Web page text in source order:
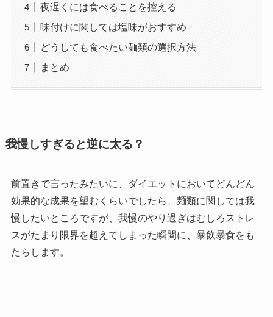
夜遅くには食べることを控える
味付けに関しては塩味がおすすめ
どうしても食べたい麺類の選択方法
まとめ
我慢しすぎると逆に太る？
前置きで言ったみたいに、ダイエットにおいてどんどん
効果的な成果を望むくらいでしたら、麺類に関しては我
慢したいところですが、我慢のやり過ぎはむしろストレ
スがたまり限界を超えてしまった瞬間に、暴飲暴食をも
たらします。